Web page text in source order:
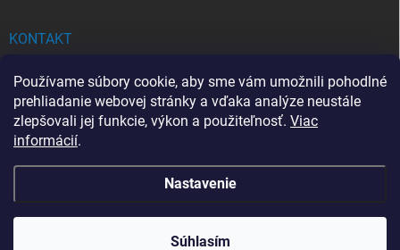
Používame súbory cookie, aby sme vám umožnili pohodlné
prehliadanie webovej stránky a vďaka analýze neustále
zlepšovali jej funkcie, výkon a použiteľnosť. Viac
informácií.
Nastavenie
Súhlasím
KONTAKT
info@drogerkovo.sk
Copyright 2026Drogerkovo. Všetky práva vyhradené.Upraviť nastavenie
cookies